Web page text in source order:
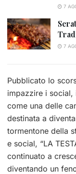
7
7
Pubblicato lo
impazzire i social,
come una delle
destinata a
tormentone della
e social, “LA
continuato a
diventando un